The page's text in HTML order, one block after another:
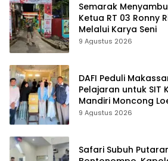
Semarak
Ketua RT 03 Ronny
Melalui Karya Seni
9 Agustus 2026
DAFI Peduli
Pelajaran untuk SIT
Mandiri Moncong
9 Agustus 2026
Safari Subuh